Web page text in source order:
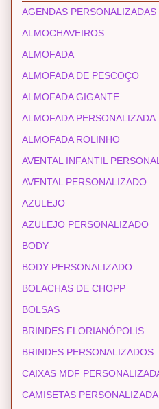
AGENDAS PERSONALIZADAS
ALMOCHAVEIROS
ALMOFADA
ALMOFADA DE PESCOÇO
ALMOFADA GIGANTE
ALMOFADA PERSONALIZADA
ALMOFADA ROLINHO
AVENTAL INFANTIL
AVENTAL PERSONALIZADO
AZULEJO
AZULEJO PERSONALIZADO
BODY
BODY PERSONALIZADO
BOLACHAS DE CHOPP
BOLSAS
BRINDES FLORIANÓPOLIS
BRINDES PERSONALIZADOS
CAIXAS MDF
CAMISETAS